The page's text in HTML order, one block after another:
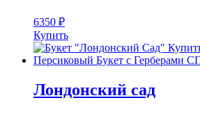
6350 ₽
Купить
Лондонский сад